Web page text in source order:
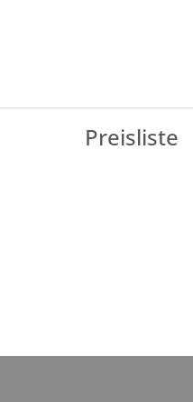
Preisliste